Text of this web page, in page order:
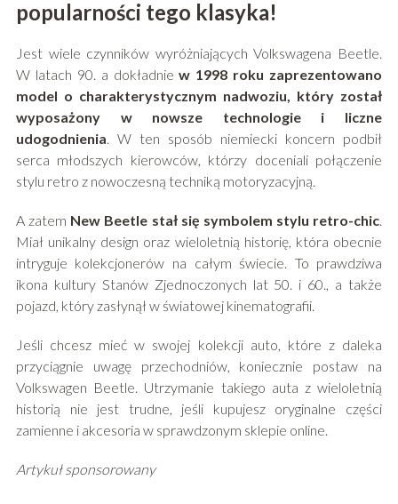
popularności tego klasyka!
Jest wiele czynników wyróżniających Volkswagena Beetle.
W latach 90. a dokładniew 1998 roku zaprezentowano
model o charakterystycznym nadwoziu, który został
wyposażony w nowsze technologie i liczne
udogodnienia . W ten sposób niemiecki koncern podbił
serca młodszych kierowców, którzy doceniali połączenie
stylu retro z nowoczesną techniką motoryzacyjną.
A zatem New Beetle stał się symbolem stylu retro-chic
Miał unikalny design oraz wieloletnią historię, która obecnie
intryguje kolekcjonerów na całym świecie. To prawdziwa
ikona kultury Stanów Zjednoczonych lat 50. i 60., a także
pojazd, który zasłynął w światowej kinematografii.
Jeśli chcesz mieć w swojej kolekcji auto, które z daleka
przyciągnie uwagę przechodniów, koniecznie postaw na
Volkswagen Beetle. Utrzymanie takiego auta z wieloletnią
historią nie jest trudne, jeśli kupujesz oryginalne części
zamienne i akcesoria w sprawdzonym sklepie online.
Artykuł sponsorowany